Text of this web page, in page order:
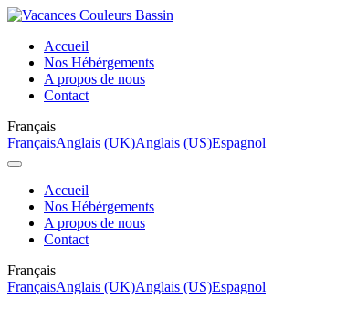
Accueil
Nos Hébérgements
A propos de nous
Contact
Français
FrançaisAnglais (UK)Anglais (US)Espagnol
Accueil
Nos Hébérgements
A propos de nous
Contact
Français
FrançaisAnglais (UK)Anglais (US)Espagnol